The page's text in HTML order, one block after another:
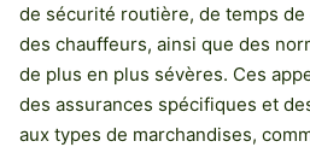
de sécurité routière, de temps
des chauffeurs, ainsi que des
de plus en plus sévères. Ces
des assurances spécifiques et
aux types de marchandises,